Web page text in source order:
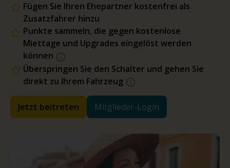
Fügen Sie Ihren Ehepartner kostenfrei als
Zusatzfahrer hinzu
Punkte sammeln, die gegen kostenlose
Miettage und Upgrades eingelöst werden
können
Überspringen Sie den Schalter und gehen Sie
direkt zu Ihrem Fahrzeug
Jetzt beitreten Mitglieder-Login